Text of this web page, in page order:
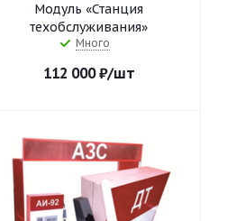
Модуль «Станция
техобслуживания»
Много
112 000₽/шт